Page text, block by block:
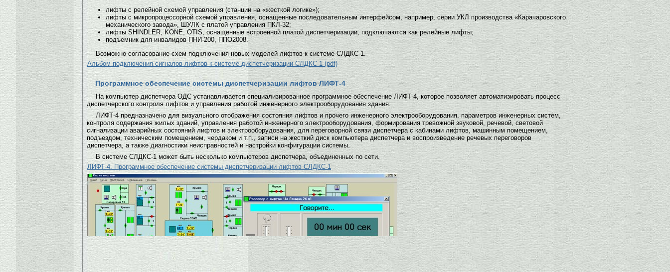
лифты с релейной схемой управления (станции на «жесткой логике»);
лифты с микропроцессорной схемой управления, оснащенные последовательным интерфейсом, например, серии УКЛ производства «Карачаровского
механического завода», ШУЛК с платой управления ПКЛ-32;
лифты SHINDLER, KONE, OTIS, оснащенные встроенной платой диспетчеризации, подключаются как релейные лифты;
подъемник для инвалидов ПНИ-200, ППО2008.
Возможно согласование схем подключения новых моделей лифтов к системе СЛДКС-1.
Альбом подключения сигналов лифтов к системе диспетчеризации СЛДКС-1 (pdf)
Программное обеспечение системы диспетчеризации лифтов ЛИФТ-4
На компьютер диспетчера ОДС устанавливается специализированное программное обеспечение ЛИФТ-4, которое позволяет автоматизировать процесс
диспетчерского контроля лифтов и управления работой инженерного электрооборудования здания.
ЛИФТ-4 предназначено для визуального отображения состояния лифтов и прочего инженерного электрооборудования, параметров инженерных систем,
контроля содержания жилых зданий, управления работой инженерного электрооборудования, формирования тревожной звуковой, речевой, световой
сигнализации аварийных состояний лифтов и электрооборудования, для переговорной связи диспетчера с кабинами лифтов, машинным помещением,
подъездом, техническим помещением, чердаком и т.п., записи на жесткий диск компьютера диспетчера и воспроизведение речевых переговоров
диспетчера, а также диагностики неисправностей и настройки конфигурации системы.
В системе СЛДКС-1 может быть несколько компьютеров диспетчера, объединенных по сети.
ЛИФТ-4. Программное обеспечение системы диспетчеризации лифтов СЛДКС-1